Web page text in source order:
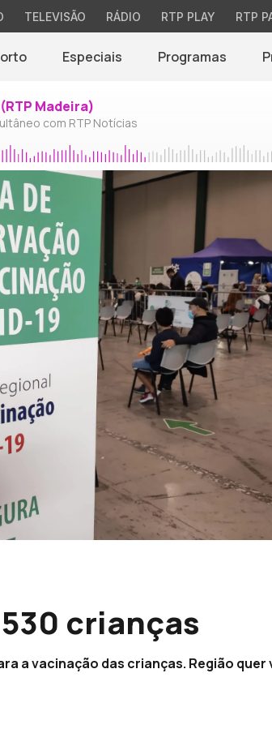
TELEVISÃO RÁDIO RTP PLAY RTP
Especiais Programas
Madeira)
com RTP Notícias
crianças
a vacinação das crianças. Região quer